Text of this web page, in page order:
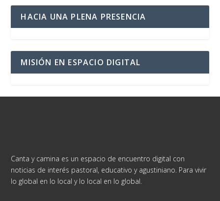
HACIA UNA PLENA PRESENCIA
MISIÓN EN ESPACIO DIGITAL
Canta y camina es un espacio de encuentro digital con
noticias de interés pastoral, educativo y agustiniano. Para vivir
lo global en lo local y lo local en lo global.